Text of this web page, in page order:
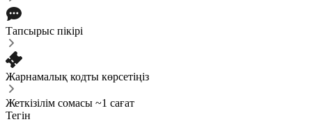
Тапсырыс пікірі
Жарнамалық кодты көрсетіңіз
Жеткізілім сомасы ~1 сағат
Тегін